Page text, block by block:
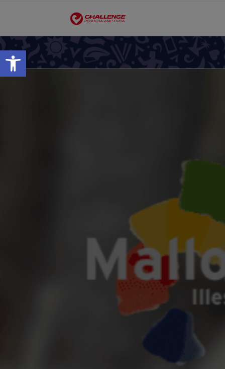
Open toolbar